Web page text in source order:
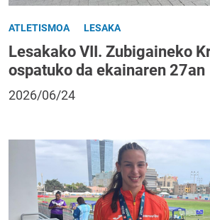
ATLETISMOA LESAKA
Lesakako VII. Zubigaineko
ospatuko da ekainaren 27an
2026/06/24